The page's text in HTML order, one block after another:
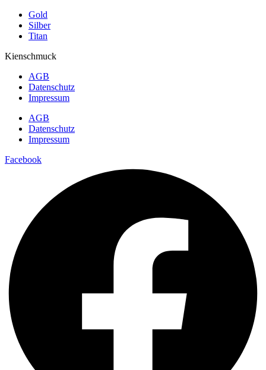
Gold
Silber
Titan
Kienschmuck
AGB
Datenschutz
Impressum
AGB
Datenschutz
Impressum
Facebook